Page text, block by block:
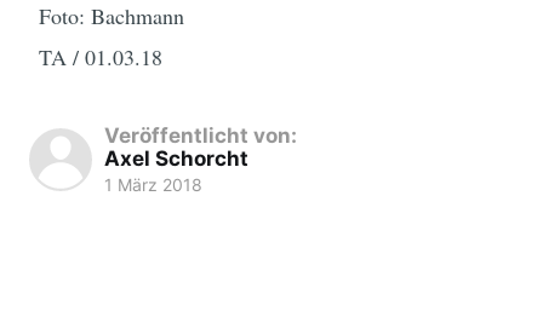
Foto: Bachmann
TA / 01.03.18
Veröffentlicht von:
Axel Schorcht
1 März 2018